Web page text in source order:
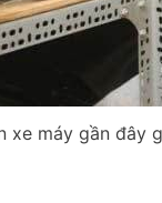
xe máy gần đây